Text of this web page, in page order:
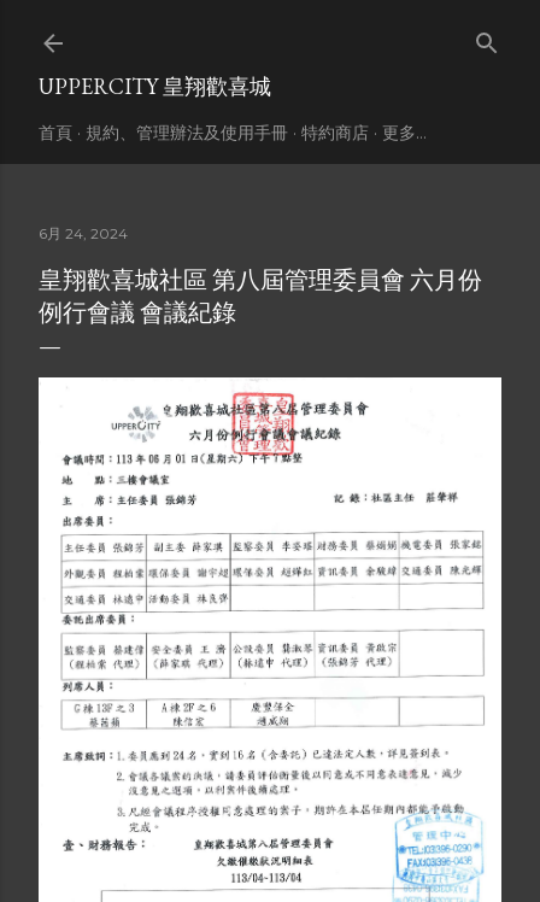
UPPERCITY 皇翔歡喜城
首頁 規約、管理辦法及使用手冊 特約商店 更多…
6月 24, 2024
皇翔歡喜城社區 第八屆管理委員會 六月份
例行會議 會議紀錄